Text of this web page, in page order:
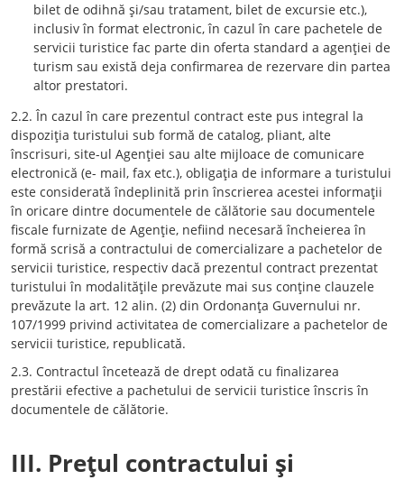
bilet de odihnă şi/sau tratament, bilet de excursie etc.),
inclusiv în format electronic, în cazul în care pachetele de
servicii turistice fac parte din oferta standard a agenţiei de
turism sau există deja confirmarea de rezervare din partea
altor prestatori.
2.2. În cazul în care prezentul contract este pus integral la
dispoziţia turistului sub formă de catalog, pliant, alte
înscrisuri, site-ul Agenţiei sau alte mijloace de comunicare
electronică (e- mail, fax etc.), obligaţia de informare a turistului
este considerată îndeplinită prin înscrierea acestei informaţii
în oricare dintre documentele de călătorie sau documentele
fiscale furnizate de Agenţie, nefiind necesară încheierea în
formă scrisă a contractului de comercializare a pachetelor de
servicii turistice, respectiv dacă prezentul contract prezentat
turistului în modalităţile prevăzute mai sus conţine clauzele
prevăzute la art. 12 alin. (2) din Ordonanţa Guvernului nr.
107/1999 privind activitatea de comercializare a pachetelor de
servicii turistice, republicată.
2.3. Contractul încetează de drept odată cu finalizarea
prestării efective a pachetului de servicii turistice înscris în
documentele de călătorie.
III. Preţul contractului şi